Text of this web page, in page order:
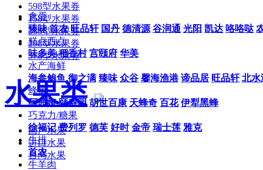
禽蛋
臻味 首农 旺品轩 国丹 德清源 谷润通 光阳 凯达 咯咯哒
糕点西点
味多美 稻香村 宫颐府 华美
水产海鲜
海参鲍鱼 御之满 臻味 众谷 馨海渔港 谛品居 旺品轩 北水
蜂蜜
阿茜娅 颐寿园 胡世百康 天蜂奇 百花 伊犁黑蜂
巧克力/糖果
徐福记 费列罗 德芙 好时 金帝 瑞士莲 雅克
牛排
首农
牛羊肉
598型水果券
158型水果券
238型水果券
298型水果券
378型水果券
水果类
国产水果
进口水果
台湾水果